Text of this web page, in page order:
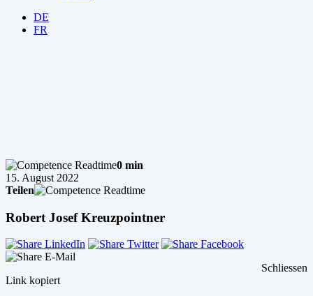
DE
FR
0 min
15. August 2022
Teilen
Robert Josef Kreuzpointner
Link kopiert
Schliessen